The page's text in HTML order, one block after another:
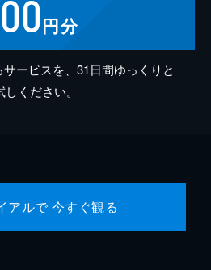
円分
ービスを、31日間ゆっくりと
しください。
アルで 今すぐ観る